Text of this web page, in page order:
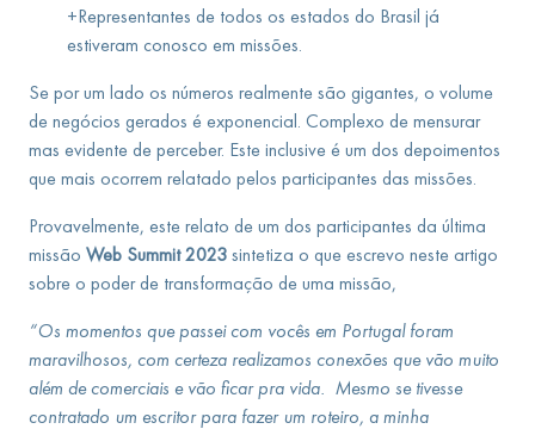
+Representantes de todos os estados do Brasil já
estiveram conosco em missões.
Se por um lado os números realmente são gigantes, o volume
de negócios gerados é exponencial. Complexo de mensurar
mas evidente de perceber. Este inclusive é um dos depoimentos
que mais ocorrem relatado pelos participantes das missões.
Provavelmente, este relato de um dos participantes da última
missão Web Summit 2023 sintetiza o que escrevo neste artigo
sobre o poder de transformação de uma missão,
“Os momentos que passei com vocês em Portugal foram
maravilhosos, com certeza realizamos conexões que vão muito
além de comerciais e vão ficar pra vida. Mesmo se tivesse
contratado um escritor para fazer um roteiro, a minha